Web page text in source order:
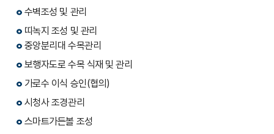
수벽조성 및 관리
띠녹지 조성 및 관리
중앙분리대 수목관리
보행자도로 수목 식재 및 관리
가로수 이식 승인(협의)
시청사 조경관리
스마트가든볼 조성